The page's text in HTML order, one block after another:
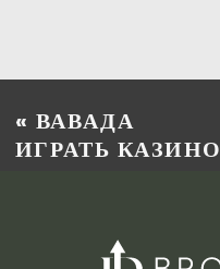
«ВАВАДА
ИГРАТЬ КАЗИНО